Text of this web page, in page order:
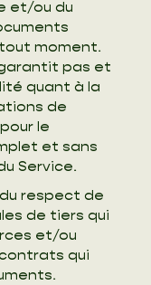
et/ou du
moment.
pas et
quant à la
de
le
et sans
Service.
respect de
de tiers qui
et/ou
qui